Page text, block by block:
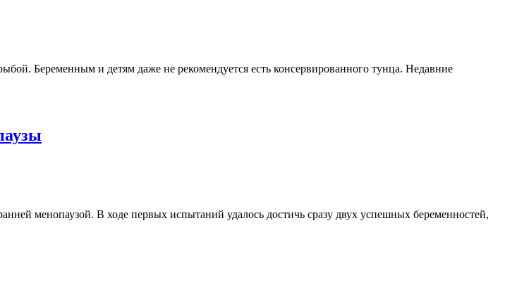
Беременным и детям даже не рекомендуется есть консервированного тунца. Недавние
менопаузой. В ходе первых испытаний удалось достичь сразу двух успешных беременностей,